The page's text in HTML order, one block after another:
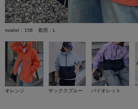
model：158 着用：L
オレンジ サックスブルー バイオレット